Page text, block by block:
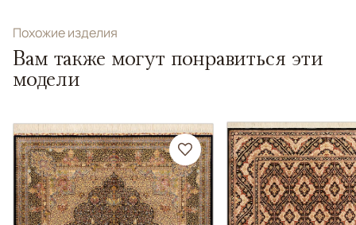
Похожие изделия
Вам также могут понравиться эти
модели